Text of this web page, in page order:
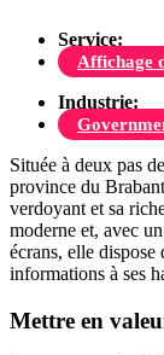
Service:
Affichage
Industrie:
Située à deux pas
province du
verdoyant et sa
moderne et, avec
écrans, elle
informations à ses
Mettre en